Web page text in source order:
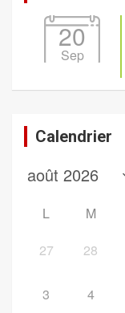
20
Sep
Calendrier
L M
27
28
3 4